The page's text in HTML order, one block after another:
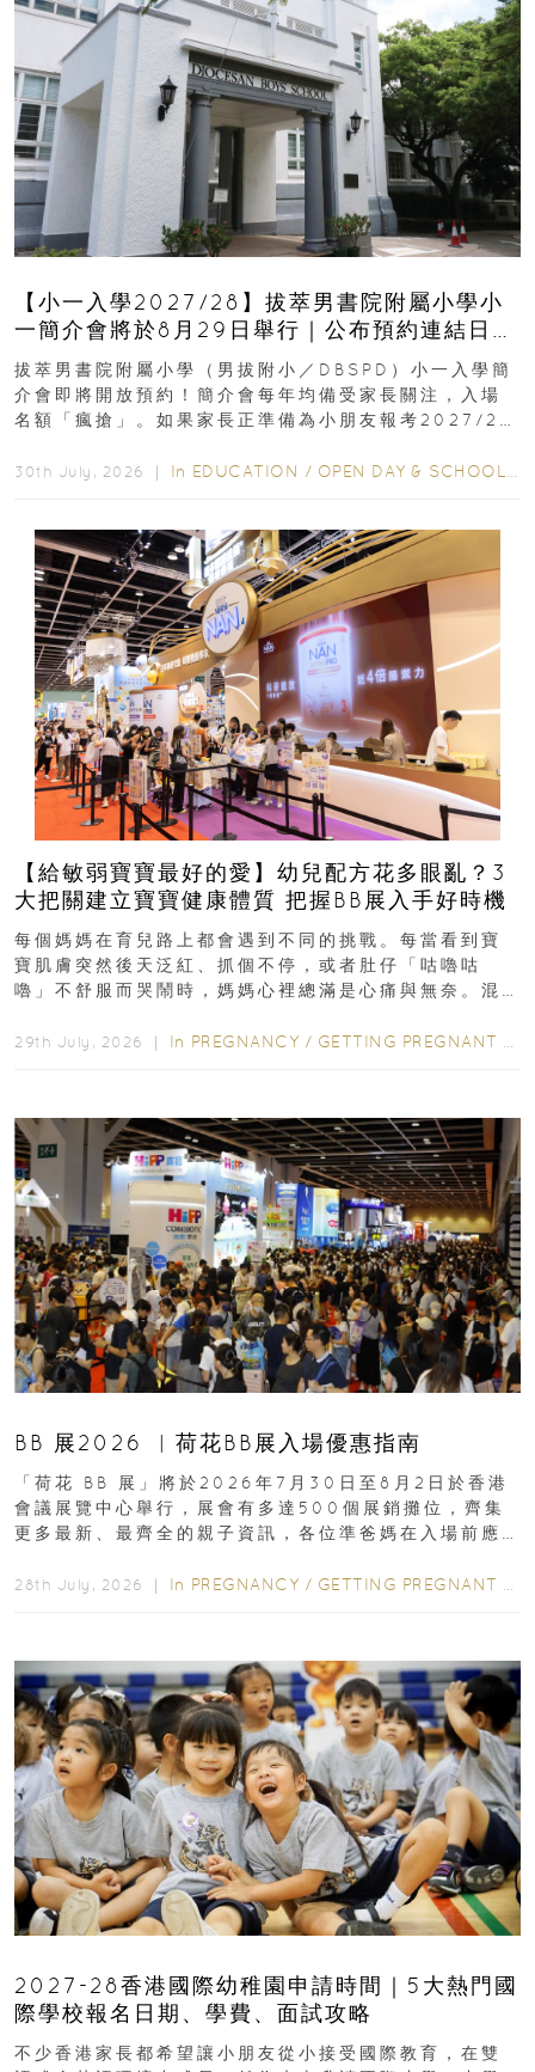
【小一入學2027/28】拔萃男書院附屬小學小
一簡介會將於8月29日舉行｜公布預約連結日期
｜更設有網上重溫
拔萃男書院附屬小學（男拔附小／DBSPD）小一入學簡
介會即將開放預約！簡介會每年均備受家長關注，入場
名額「瘋搶」。如果家長正準備為小朋友報考2027/28
30th July, 2026 ｜ In EDUCATION / OPEN DAY & SCHOOL EVENTS
【給敏弱寶寶最好的愛】幼兒配方花多眼亂？3
大把關建立寶寶健康體質 把握BB展入手好時機
每個媽媽在育兒路上都會遇到不同的挑戰。每當看到寶
寶肌膚突然後天泛紅、抓個不停，或者肚仔「咕嚕咕
嚕」不舒服而哭鬧時，媽媽心裡總滿是心痛與無奈。混
29th July, 2026 ｜ In PREGNANCY / GETTING PREGNANT
BB 展2026 ︳荷花BB展入場優惠指南
「荷花 BB 展」將於2026年7月30日至8月2日於香港
會議展覽中心舉行，展會有多達500個展銷攤位，齊集
更多最新、最齊全的親子資訊，各位準爸媽在入場前應
28th July, 2026 ｜ In PREGNANCY / GETTING PREGNANT
2027-28香港國際幼稚園申請時間｜5大熱門國
際學校報名日期、學費、面試攻略
不少香港家長都希望讓小朋友從小接受國際教育，在雙